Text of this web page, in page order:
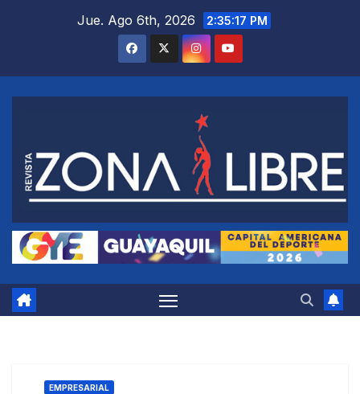
Jue. Ago 6th, 2026 2:35:18 PM
EMPRESARIAL